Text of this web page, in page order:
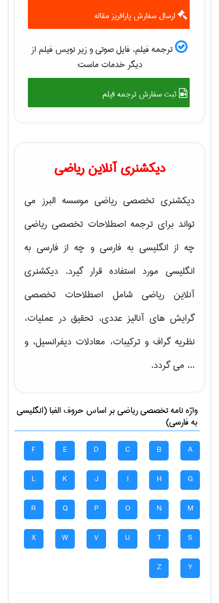
ارسال سفارش پارافریز مقاله
ترجمه فیلم، فایل صوتی و زیر نویس فیلم از
دیگر خدمات ماست:
ثبت سفارش ترجمه فیلم
دیکشنری آنلاین ریاضی
دیکشنری تخصصی ریاضی موسسه البرز می
تواند برای ترجمه اصطلاحات تخصصی ریاضی
چه از انگلیسی به فارسی و چه از فارسی به
انگلیسی مورد استفاده قرار گیرد. دیکشنری
آنلاین ریاضی شامل اصطلاحات تخصصی
گرایش های آنالیز عددی، تحقیق در عملیات،
نظریه گراف و تركیبات، معادلات دیفرانسیل، و
... می گردد.
واژه نامه تخصصیرياضیبر اساس حروف الفبا (انگلیسی
به فارسی)
A
B
C
D
E
F
G
H
I
J
K
L
M
N
O
P
Q
R
S
T
U
V
W
X
Y
Z